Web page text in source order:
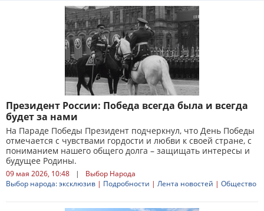
Президент России: Победа всегда была и всегда
будет за нами
На Параде Победы Президент подчеркнул, что День Победы
отмечается с чувствами гордости и любви к своей стране, с
пониманием нашего общего долга – защищать интересы и
будущее Родины.
09 мая 2026, 10:48 |
Выбор Народа
Выбор народа: эксклюзив | Подробности | Лента новостей | Общество